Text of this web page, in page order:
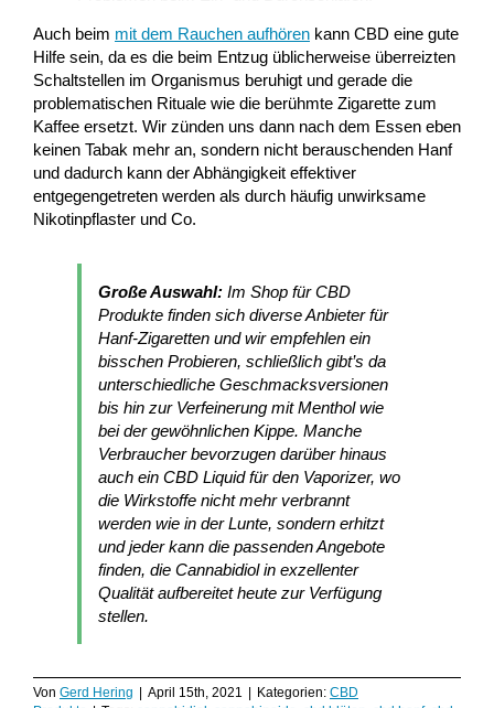
Auch beim mit dem Rauchen aufhören kann CBD eine gute
Hilfe sein, da es die beim Entzug üblicherweise überreizten
Schaltstellen im Organismus beruhigt und gerade die
problematischen Rituale wie die berühmte Zigarette zum
Kaffee ersetzt. Wir zünden uns dann nach dem Essen eben
keinen Tabak mehr an, sondern nicht berauschenden Hanf
und dadurch kann der Abhängigkeit effektiver
entgegengetreten werden als durch häufig unwirksame
Nikotinpflaster und Co.
Große Auswahl: Im Shop für CBD
Produkte finden sich diverse Anbieter für
Hanf-Zigaretten und wir empfehlen ein
bisschen Probieren, schließlich gibt’s da
unterschiedliche Geschmacksversionen
bis hin zur Verfeinerung mit Menthol wie
bei der gewöhnlichen Kippe. Manche
Verbraucher bevorzugen darüber hinaus
auch ein CBD Liquid für den Vaporizer, wo
die Wirkstoffe nicht mehr verbrannt
werden wie in der Lunte, sondern erhitzt
und jeder kann die passenden Angebote
finden, die Cannabidiol in exzellenter
Qualität aufbereitet heute zur Verfügung
stellen.
Von Gerd Hering | April 15th, 2021 | Kategorien: CBD